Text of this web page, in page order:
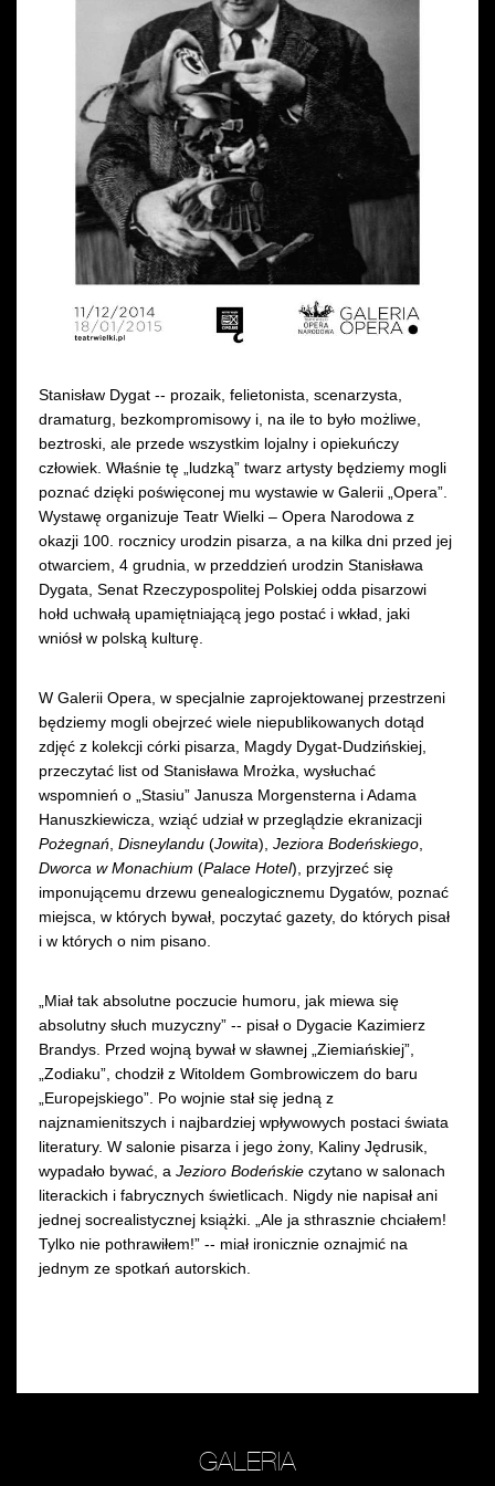
Wynajem kostiumów
Wynajem rekwizytów
Fundusze unijne
Dotacje celowe
Stanisław Dygat -- prozaik, felietonista, scenarzysta,
dramaturg, bezkompromisowy i, na ile to było możliwe,
beztroski, ale przede wszystkim lojalny i opiekuńczy
człowiek. Właśnie tę „ludzką” twarz artysty będziemy mogli
poznać dzięki poświęconej mu wystawie w Galerii „Opera”.
Wystawę organizuje Teatr Wielki – Opera Narodowa z
okazji 100. rocznicy urodzin pisarza, a na kilka dni przed jej
otwarciem, 4 grudnia, w przeddzień urodzin Stanisława
Dygata, Senat Rzeczypospolitej Polskiej odda pisarzowi
hołd uchwałą upamiętniającą jego postać i wkład, jaki
wniósł w polską kulturę.
W Galerii Opera, w specjalnie zaprojektowanej przestrzeni
będziemy mogli obejrzeć wiele niepublikowanych dotąd
zdjęć z kolekcji córki pisarza, Magdy Dygat-Dudzińskiej,
przeczytać list od Stanisława Mrożka, wysłuchać
wspomnień o „Stasiu” Janusza Morgensterna i Adama
Hanuszkiewicza, wziąć udział w przeglądzie ekranizacji
Pożegnań Disneylandu (Jowita), Jeziora Bodeńskiego
Dworca w Monachium (Palace Hotel), przyjrzeć się
imponującemu drzewu genealogicznemu Dygatów, poznać
miejsca, w których bywał, poczytać gazety, do których pisał
i w których o nim pisano.
„Miał tak absolutne poczucie humoru, jak miewa się
absolutny słuch muzyczny” -- pisał o Dygacie Kazimierz
Brandys. Przed wojną bywał w sławnej „Ziemiańskiej”,
„Zodiaku”, chodził z Witoldem Gombrowiczem do baru
„Europejskiego”. Po wojnie stał się jedną z
najznamienitszych i najbardziej wpływowych postaci świata
literatury. W salonie pisarza i jego żony, Kaliny Jędrusik,
wypadało bywać, a Jezioro Bodeńskie czytano w salonach
literackich i fabrycznych świetlicach. Nigdy nie napisał ani
jednej socrealistycznej książki. „Ale ja sthrasznie chciałem!
Tylko nie pothrawiłem!” -- miał ironicznie oznajmić na
jednym ze spotkań autorskich.
GALERIA